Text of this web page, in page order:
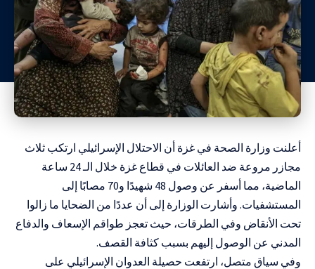
أعلنت وزارة الصحة في غزة أن الاحتلال الإسرائيلي ارتكب ثلاث
مجازر مروعة ضد العائلات في قطاع غزة خلال الـ 24 ساعة
الماضية، مما أسفر عن وصول 48 شهيدًا و70 مصابًا إلى
المستشفيات. وأشارت الوزارة إلى أن عددًا من الضحايا ما زالوا
تحت الأنقاض وفي الطرقات، حيث تعجز طواقم الإسعاف والدفاع
المدني عن الوصول إليهم بسبب كثافة القصف.
وفي سياق متصل، ارتفعت حصيلة العدوان الإسرائيلي على